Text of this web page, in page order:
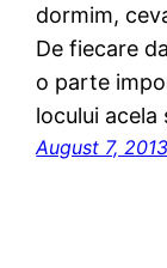
dormim,
De fiecare
o parte
locului acela
August 7, 2013